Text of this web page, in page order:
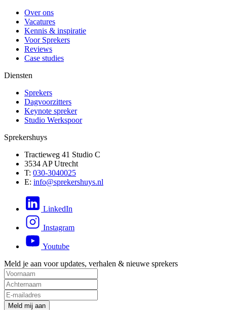
Over ons
Vacatures
Kennis & inspiratie
Voor Sprekers
Reviews
Case studies
Diensten
Sprekers
Dagvoorzitters
Keynote spreker
Studio Werkspoor
Sprekershuys
Tractieweg 41 Studio C
3534 AP Utrecht
T: 030-3040025
E: info@sprekershuys.nl
LinkedIn
Instagram
Youtube
Meld je aan voor updates, verhalen & nieuwe sprekers
Meld mij aan